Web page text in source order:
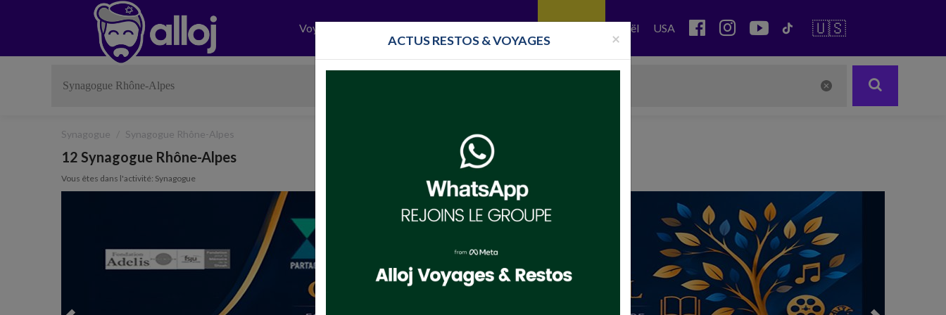
Voyages Israël USA 🇺🇸
Synagogue Synagogue Rhône-Alpes
12 Synagogue Rhône-Alpes
Vous êtes dans l'activité: Synagogue
×
ACTUS RESTOS & VOYAGES